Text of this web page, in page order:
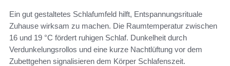
Ein gut gestaltetes Schlafumfeld hilft, Entspannungsrituale
Zuhause wirksam zu machen. Die Raumtemperatur zwischen
16 und 19 °C fördert ruhigen Schlaf. Dunkelheit durch
Verdunkelungsrollos und eine kurze Nachtlüftung vor dem
Zubettgehen signalisieren dem Körper Schlafenszeit.